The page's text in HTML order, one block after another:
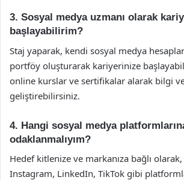
3. Sosyal medya uzmanı olarak
başlayabilirim?
Staj yaparak, kendi sosyal medya
portföy oluşturarak kariyerinize
online kurslar ve sertifikalar alarak bilgi
geliştirebilirsiniz.
4. Hangi sosyal medya
odaklanmalıyım?
Hedef kitlenize ve markanıza bağlı
Instagram, LinkedIn, TikTok gibi